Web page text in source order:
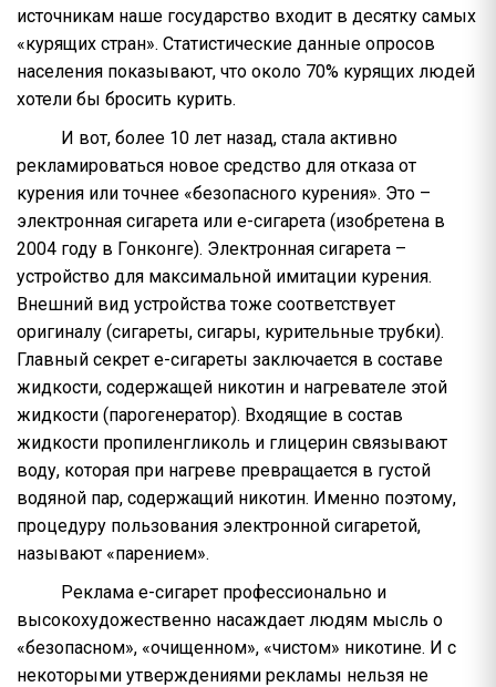
источникам наше государство входит в десятку самых
«курящих стран». Статистические данные опросов
населения показывают, что около 70% курящих людей
хотели бы бросить курить.
И вот, более 10 лет назад, стала активно
рекламироваться новое средство для отказа от
курения или точнее «безопасного курения». Это –
электронная сигарета или е-сигарета (изобретена в
2004 году в Гонконге). Электронная сигарета –
устройство для максимальной имитации курения.
Внешний вид устройства тоже соответствует
оригиналу (сигареты, сигары, курительные трубки).
Главный секрет е-сигареты заключается в составе
жидкости, содержащей никотин и нагревателе этой
жидкости (парогенератор). Входящие в состав
жидкости пропиленгликоль и глицерин связывают
воду, которая при нагреве превращается в густой
водяной пар, содержащий никотин. Именно поэтому,
процедуру пользования электронной сигаретой,
называют «парением».
Реклама е-сигарет профессионально и
высокохудожественно насаждает людям мысль о
«безопасном», «очищенном», «чистом» никотине. И с
некоторыми утверждениями рекламы нельзя не